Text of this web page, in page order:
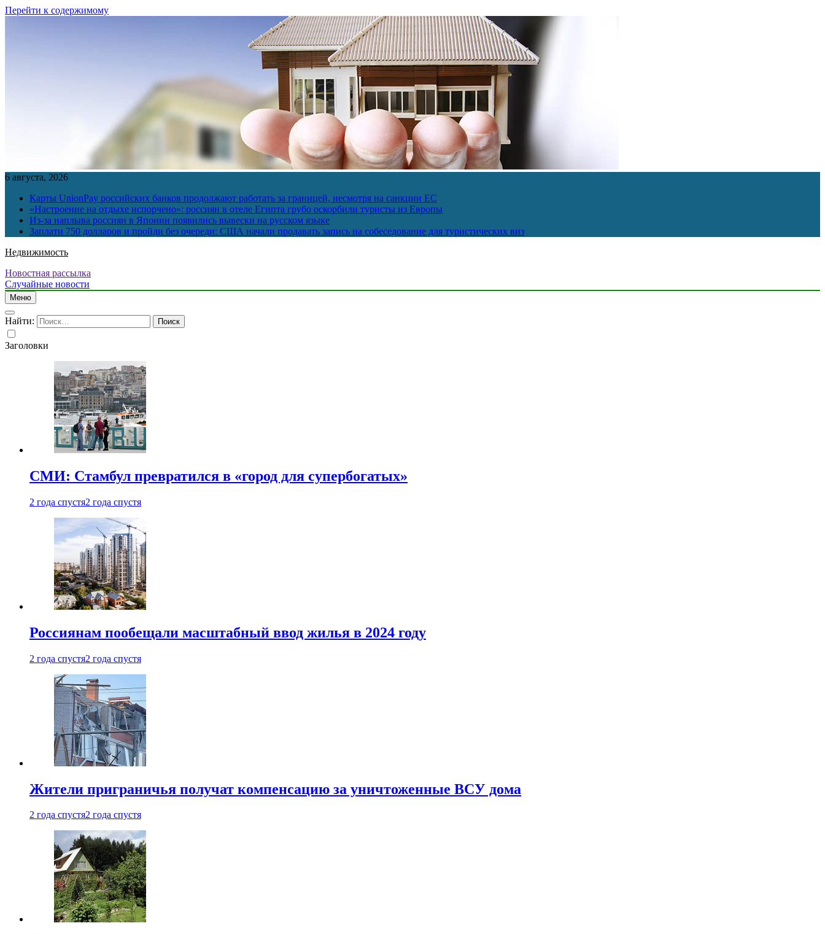
Перейти к содержимому
6 августа, 2026
Карты UnionPay российских банков продолжают работать за границей, несмотря на санкции ЕС
«Настроение на отдыхе испорчено»: россиян в отеле Египта грубо оскорбили туристы из Европы
Из-за наплыва россиян в Японии появились вывески на русском языке
Заплати 750 долларов и пройди без очереди: США начали продавать запись на собеседование для туристических виз
Недвижимость
Новостная рассылка
Случайные новости
Меню
Найти:
Заголовки
СМИ: Стамбул превратился в «город для супербогатых»
2 года спустя2 года спустя
Россиянам пообещали масштабный ввод жилья в 2024 году
2 года спустя2 года спустя
Жители приграничья получат компенсацию за уничтоженные ВСУ дома
2 года спустя2 года спустя